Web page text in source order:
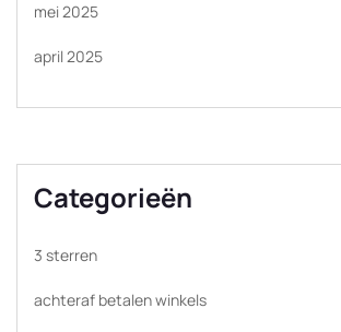
mei 2025
april 2025
Categorieën
3 sterren
achteraf betalen winkels